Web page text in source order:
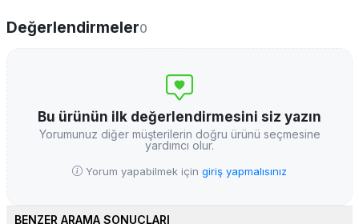
Değerlendirmeler0
Bu ürünün ilk değerlendirmesini siz yazın
Yorumunuz diğer müşterilerin doğru ürünü seçmesine
yardımcı olur.
Yorum yapabilmek için giriş yapmalısınız
BENZER ARAMA SONUÇLARI